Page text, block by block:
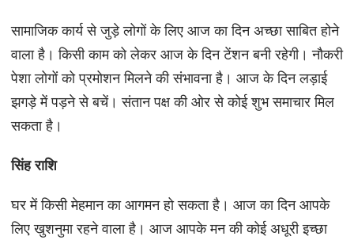
सामाजिक कार्य से जुड़े लोगों के लिए आज का दिन अच्छा साबित होने
वाला है। किसी काम को लेकर आज के दिन टेंशन बनी रहेगी। नौकरी
पेशा लोगों को प्रमोशन मिलने की संभावना है। आज के दिन लड़ाई
झगड़े में पड़ने से बचें। संतान पक्ष की ओर से कोई शुभ समाचार मिल
सकता है।
सिंह राशि
घर में किसी मेहमान का आगमन हो सकता है। आज का दिन आपके
लिए खुशनुमा रहने वाला है। आज आपके मन की कोई अधूरी इच्छा